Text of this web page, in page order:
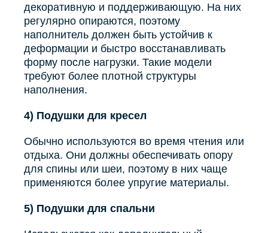
декоративную и поддерживающую. На них
регулярно опираются, поэтому
наполнитель должен быть устойчив к
деформации и быстро восстанавливать
форму после нагрузки. Такие модели
требуют более плотной структуры
наполнения.
4) Подушки для кресел
Обычно используются во время чтения или
отдыха. Они должны обеспечивать опору
для спины или шеи, поэтому в них чаще
применяются более упругие материалы.
5) Подушки для спальни